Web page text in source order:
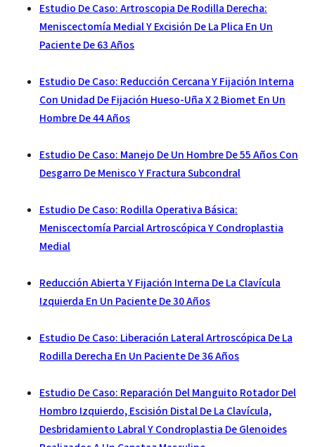
Estudio De Caso: Artroscopia De Rodilla Derecha:
Meniscectomía Medial Y Excisión De La Plica En Un
Paciente De 63 Años
Estudio De Caso: Reducción Cercana Y Fijación Interna
Con Unidad De Fijación Hueso-Uña X 2 Biomet En Un
Hombre De 44 Años
Estudio De Caso: Manejo De Un Hombre De 55 Años Con
Desgarro De Menisco Y Fractura Subcondral
Estudio De Caso: Rodilla Operativa Básica:
Meniscectomía Parcial Artroscópica Y Condroplastia
Medial
Reducción Abierta Y Fijación Interna De La Clavícula
Izquierda En Un Paciente De 30 Años
Estudio De Caso: Liberación Lateral Artroscópica De La
Rodilla Derecha En Un Paciente De 36 Años
Estudio De Caso: Reparación Del Manguito Rotador Del
Hombro Izquierdo, Escisión Distal De La Clavícula,
Desbridamiento Labral Y Condroplastia De Glenoides